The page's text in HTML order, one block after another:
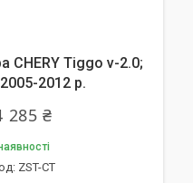
CHERY Tiggo v-2.0;
2005-2012 р.
285 ₴
ZST-CT